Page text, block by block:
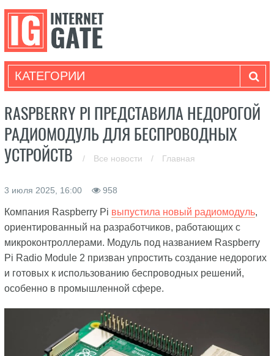
КАТЕГОРИИ
RASPBERRY PI ПРЕДСТАВИЛА НЕДОРОГОЙ
РАДИОМОДУЛЬ ДЛЯ БЕСПРОВОДНЫХ
УСТРОЙСТВ
/ Все новости / Главная
3 июля 2025, 16:00 958
Компания Raspberry Pi выпустила новый радиомодуль,
ориентированный на разработчиков, работающих с
микроконтроллерами. Модуль под названием Raspberry
Pi Radio Module 2 призван упростить создание недорогих
и готовых к использованию беспроводных решений,
особенно в промышленной сфере.